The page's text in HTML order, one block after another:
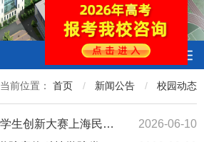
当前位置： 首页 新闻公告 校园动态
2026年中国国际大学生创新大赛上海民远职业技术学院校级决赛圆满落幕！
2026-06-10